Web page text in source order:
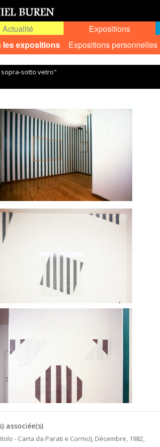
Actualité
Expositions
les expositions
Expositions personnelles
sotto vetro"
associée(s)
- Carta da Parati e Cornici), Décembre, 1982,